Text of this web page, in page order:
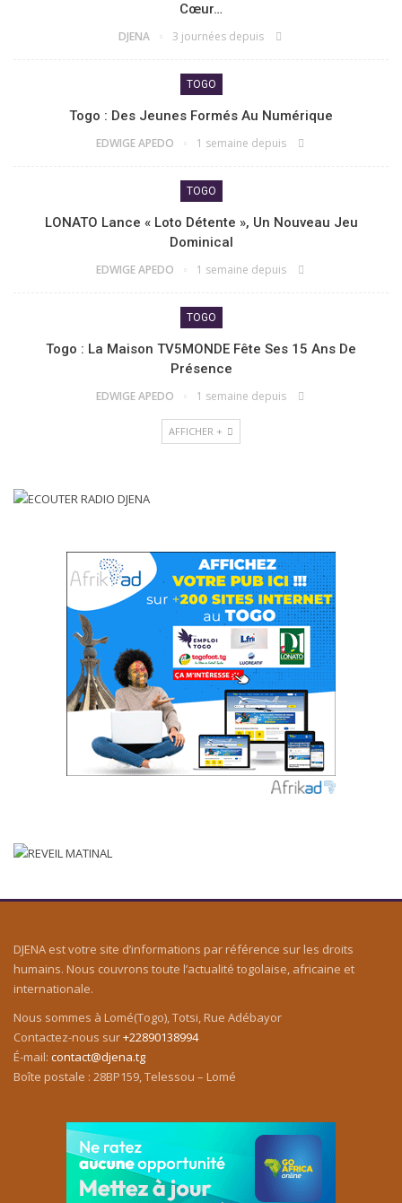
Cœur…
DJENA 3 journées depuis
TOGO
Togo : Des Jeunes Formés Au Numérique
EDWIGE APEDO 1 semaine depuis
TOGO
LONATO Lance « Loto Détente », Un Nouveau Jeu
Dominical
EDWIGE APEDO 1 semaine depuis
TOGO
Togo : La Maison TV5MONDE Fête Ses 15 Ans De
Présence
EDWIGE APEDO 1 semaine depuis
AFFICHER +
DJENA est votre site d’informations par référence sur les droits
humains. Nous couvrons toute l’actualité togolaise, africaine et
internationale.
Nous sommes à Lomé(Togo), Totsi, Rue Adébayor
Contactez-nous sur+22890138994
É-mail: contact@djena.tg
Boîte postale : 28BP159, Telessou – Lomé